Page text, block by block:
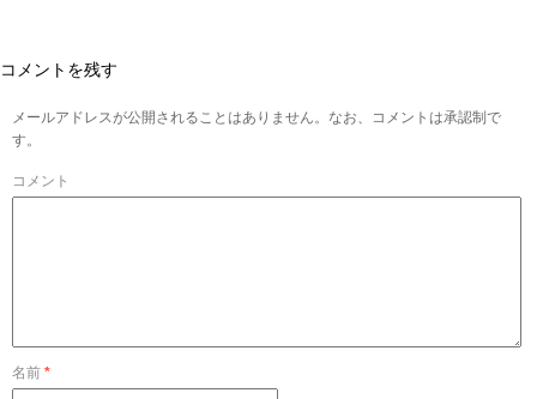
コメントを残す
メールアドレスが公開されることはありません。なお、コメントは承認制で
す。
コメント
名前 *